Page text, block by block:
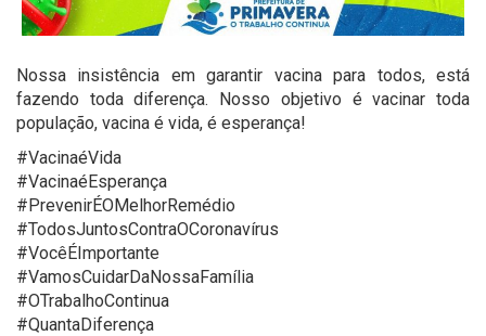
Nossa insistência em garantir vacina para todos, está
fazendo toda diferença. Nosso objetivo é vacinar toda
população, vacina é vida, é esperança!
#VacinaéVida
#VacinaéEsperança
#PrevenirÉOMelhorRemédio
#TodosJuntosContraOCoronavírus
#VocêÉImportante
#VamosCuidarDaNossaFamília
#OTrabalhoContinua
#QuantaDiferença